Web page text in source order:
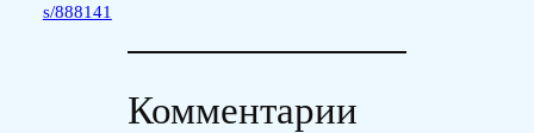
s/888141
Комментарии